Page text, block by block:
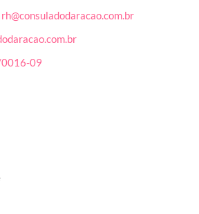
rh@consuladodaracao.com.br
09